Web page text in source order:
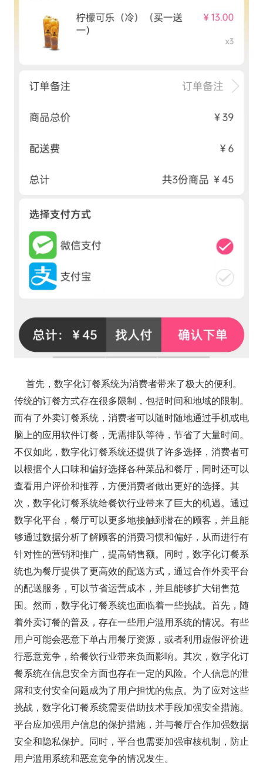
首先，数字化订餐系统为消费者带来了极大的便利。
传统的订餐方式存在很多限制，包括时间和地域的限制。
而有了外卖订餐系统，消费者可以随时随地通过手机或电
脑上的应用软件订餐，无需排队等待，节省了大量时间。
不仅如此，数字化订餐系统还提供了许多选择，消费者可
以根据个人口味和偏好选择各种菜品和餐厅，同时还可以
查看用户评价和推荐，方便消费者做出更好的选择。其
次，数字化订餐系统给餐饮行业带来了巨大的机遇。通过
数字化平台，餐厅可以更多地接触到潜在的顾客，并且能
够通过数据分析了解顾客的消费习惯和偏好，从而进行有
针对性的营销和推广，提高销售额。同时，数字化订餐系
统也为餐厅提供了更高效的配送方式，通过合作外卖平台
的配送服务，可以节省运营成本，并且能够扩大销售范
围。然而，数字化订餐系统也面临着一些挑战。首先，随
着外卖订餐的普及，存在一些用户滥用系统的情况。有些
用户可能会恶意下单占用餐厅资源，或者利用虚假评价进
行恶意竞争，给餐饮行业带来负面影响。其次，数字化订
餐系统在信息安全方面也存在一定的风险。个人信息的泄
露和支付安全问题成为了用户担忧的焦点。为了应对这些
挑战，数字化订餐系统需要借助技术手段加强安全措施。
平台应加强用户信息的保护措施，并与餐厅合作加强数据
安全和隐私保护。同时，平台也需要加强审核机制，防止
用户滥用系统和恶意竞争的情况发生。